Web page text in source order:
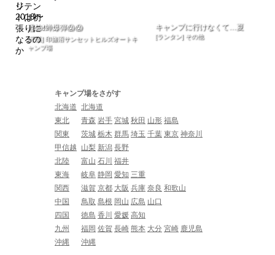
恐怖❗️蝉爆弾😱😱
[千葉] 印旛沼サンセットヒルズオートキ
ャンプ場
キャンプに行けなくて…夏
[ランタン] その他
キャンプ場をさがす
北海道 北海道
東北
青森 岩手 宮城 秋田 山形 福島
関東
茨城 栃木 群馬 埼玉 千葉 東京 神奈川
甲信越
山梨 新潟 長野
北陸
富山 石川 福井
東海
岐阜 静岡 愛知 三重
関西
滋賀 京都 大阪 兵庫 奈良 和歌山
中国
鳥取 島根 岡山 広島 山口
四国
徳島 香川 愛媛 高知
九州
福岡 佐賀 長崎 熊本 大分 宮崎 鹿児島
沖縄
沖縄